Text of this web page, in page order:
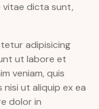
dicta sunt,
adipisicing
ut labore et
veniam, quis
ut aliquip ex ea
dolor in